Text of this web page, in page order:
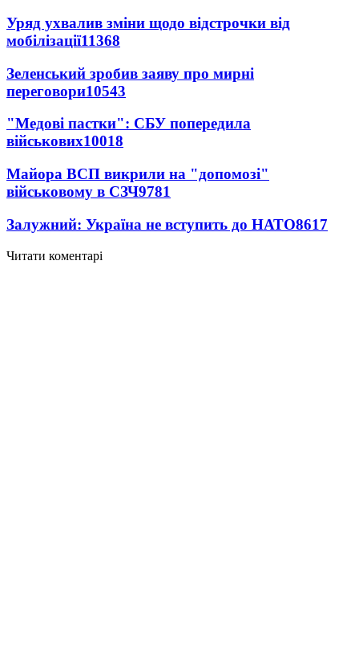
Уряд ухвалив зміни щодо відстрочки від
мобілізації11368
Зеленський зробив заяву про мирні
переговори10543
"Медові пастки": СБУ попередила
військових10018
Майора ВСП викрили на "допомозі"
військовому в СЗЧ9781
Залужний: Україна не вступить до НАТО8617
Читати коментарі